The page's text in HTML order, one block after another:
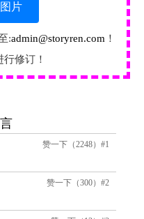
片
:admin@storyren.com ！
修订！